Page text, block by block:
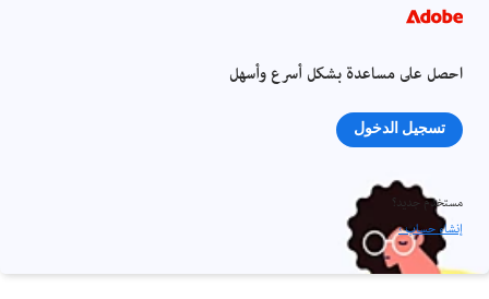
احصل على مساعدة بشكل أسرع وأسهل
تسجيل الدخول
مستخدم جديد؟
إنشاء حساب ›